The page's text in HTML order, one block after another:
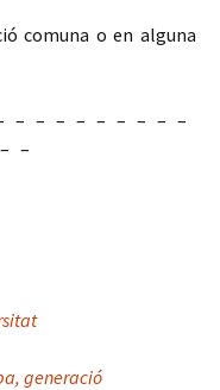
comuna o en alguna
– – – – – – – – –
–
generació